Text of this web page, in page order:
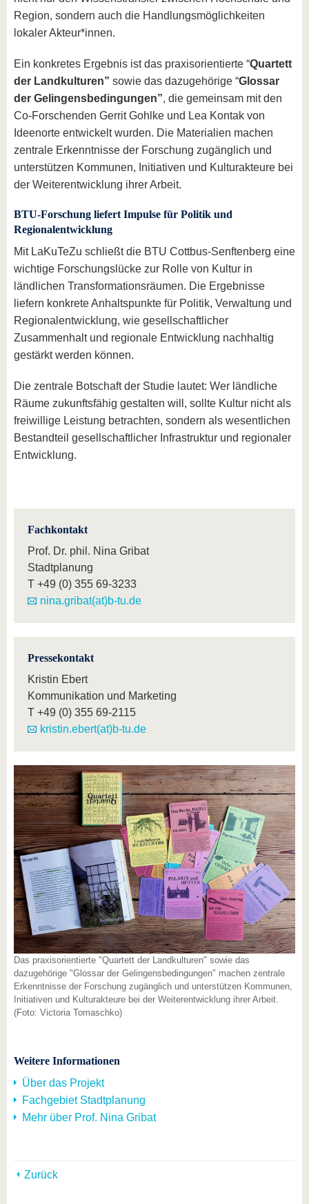
Region, sondern auch die Handlungsmöglichkeiten
lokaler Akteur*innen.
Ein konkretes Ergebnis ist das praxisorientierte “Quartett
der Landkulturen” sowie das dazugehörige “Glossar
der Gelingensbedingungen”, die gemeinsam mit den
Co-Forschenden Gerrit Gohlke und Lea Kontak von
Ideenorte entwickelt wurden. Die Materialien machen
zentrale Erkenntnisse der Forschung zugänglich und
unterstützen Kommunen, Initiativen und Kulturakteure bei
der Weiterentwicklung ihrer Arbeit.
BTU-Forschung liefert Impulse für Politik und
Regionalentwicklung
Mit LaKuTeZu schließt die BTU Cottbus-Senftenberg eine
wichtige Forschungslücke zur Rolle von Kultur in
ländlichen Transformationsräumen. Die Ergebnisse
liefern konkrete Anhaltspunkte für Politik, Verwaltung und
Regionalentwicklung, wie gesellschaftlicher
Zusammenhalt und regionale Entwicklung nachhaltig
gestärkt werden können.
Die zentrale Botschaft der Studie lautet: Wer ländliche
Räume zukunftsfähig gestalten will, sollte Kultur nicht als
freiwillige Leistung betrachten, sondern als wesentlichen
Bestandteil gesellschaftlicher Infrastruktur und regionaler
Entwicklung.
Fachkontakt
Prof. Dr. phil. Nina Gribat
Stadtplanung
T +49 (0) 355 69-3233
nina.gribat(at)b-tu.de
Pressekontakt
Kristin Ebert
Kommunikation und Marketing
T +49 (0) 355 69-2115
kristin.ebert(at)b-tu.de
Das praxisorientierte "Quartett der Landkulturen" sowie das
dazugehörige "Glossar der Gelingensbedingungen" machen zentrale
Erkenntnisse der Forschung zugänglich und unterstützen Kommunen,
Initiativen und Kulturakteure bei der Weiterentwicklung ihrer Arbeit.
(Foto: Victoria Tomaschko)
Weitere Informationen
Über das Projekt
Fachgebiet Stadtplanung
Mehr über Prof. Nina Gribat
Zurück